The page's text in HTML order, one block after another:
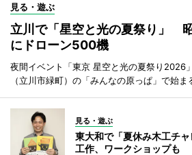
見る・遊ぶ
立川で「星空と光の夏祭り」
にドローン500機
夜間イベント「東京 星空と光の夏祭り2026
（立川市緑町）の「みんなの原っぱ」で始ま
見る・遊ぶ
東大和で「夏休み木工チ
工作、ワークショップも